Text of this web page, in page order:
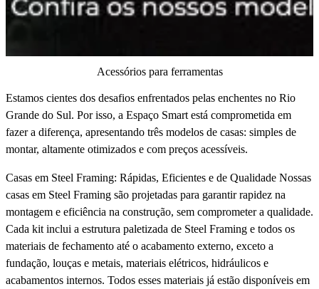
Acessórios para ferramentas
Estamos cientes dos desafios enfrentados pelas enchentes no Rio
Grande do Sul. Por isso, a Espaço Smart está comprometida em
fazer a diferença, apresentando três modelos de casas: simples de
montar, altamente otimizados e com preços acessíveis.
Casas em Steel Framing: Rápidas, Eficientes e de Qualidade Nossas
casas em Steel Framing são projetadas para garantir rapidez na
montagem e eficiência na construção, sem comprometer a qualidade.
Cada kit inclui a estrutura paletizada de Steel Framing e todos os
materiais de fechamento até o acabamento externo, exceto a
fundação, louças e metais, materiais elétricos, hidráulicos e
acabamentos internos. Todos esses materiais já estão disponíveis em